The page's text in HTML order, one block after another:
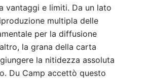
vantaggi e limiti. Da un lato
multipla delle
per la diffusione
la grana della carta
la nitidezza assoluta
Du Camp accettò questo